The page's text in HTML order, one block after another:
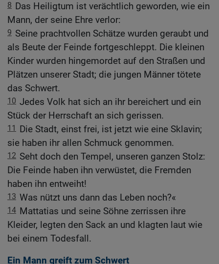
8 Das Heiligtum ist verächtlich geworden, wie ein
Mann, der seine Ehre verlor:
9 Seine prachtvollen Schätze wurden geraubt und
als Beute der Feinde fortgeschleppt. Die kleinen
Kinder wurden hingemordet auf den Straßen und
Plätzen unserer Stadt; die jungen Männer tötete
das Schwert.
10 Jedes Volk hat sich an ihr bereichert und ein
Stück der Herrschaft an sich gerissen.
11
Die Stadt, einst frei, ist jetzt wie eine Sklavin;
sie haben ihr allen Schmuck genommen.
12 Seht doch den Tempel, unseren ganzen Stolz:
Die Feinde haben ihn verwüstet, die Fremden
haben ihn entweiht!
13 Was nützt uns dann das Leben noch?«
14 Mattatias und seine Söhne zerrissen ihre
Kleider, legten den Sack an und klagten laut wie
bei einem Todesfall.
Ein Mann greift zum Schwert